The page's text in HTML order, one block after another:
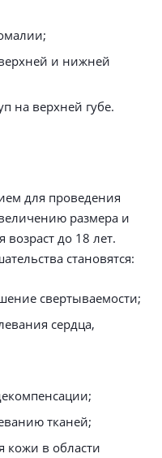
и нижней
на верхней губе.
для проведения
размера и
до 18 лет.
становятся:
свертываемости;
сердца,
тканей;
кожи в области